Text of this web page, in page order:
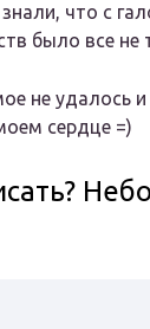
что с
было все не
не удалось
сердце =)